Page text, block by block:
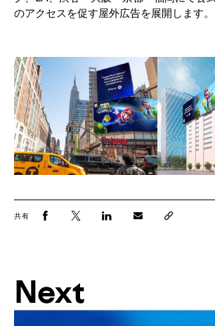
のアクセスを促す屋外広告を展開します。
共有
Next